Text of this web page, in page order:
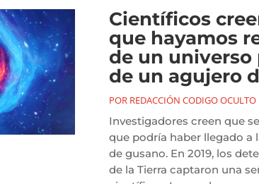
Científicos
que hayamos
de un universo
de un agujero
POR REDACCIÓN CODIGO OCULTO
Investigadores creen que
que podría haber llegado a
de gusano. En 2019, los
de la Tierra captaron una